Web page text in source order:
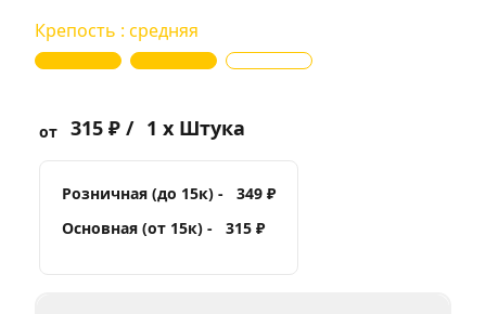
Крепость : средняя
от 315 ₽ / 1 x Штука
Розничная (до 15к) -
349 ₽
Основная (от 15к) -
315 ₽